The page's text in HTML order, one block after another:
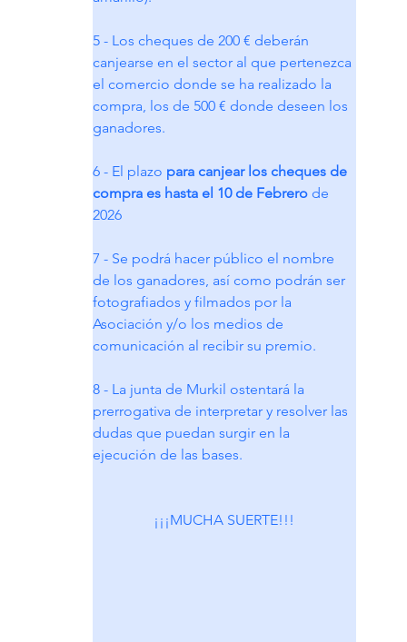
5 - Los cheques de 200 € deberán
canjearse en el sector al que pertenezca
el comercio donde se ha realizado la
compra, los de 500 € donde deseen los
ganadores.
6 - El plazo para canjear los cheques de
compra es hasta el 10 de Febrero de
2026
7 - Se podrá hacer público el nombre
de los ganadores, así como podrán ser
fotografiados y filmados por la
Asociación y/o los medios de
comunicación al recibir su premio.
8 - La junta de Murkil ostentará la
prerrogativa de interpretar y resolver las
dudas que puedan surgir en la
ejecución de las bases.
¡¡¡MUCHA SUERTE!!!